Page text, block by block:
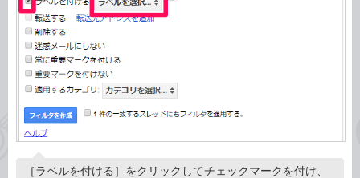
［ラベルを付ける］をクリックしてチェックマークを付け、